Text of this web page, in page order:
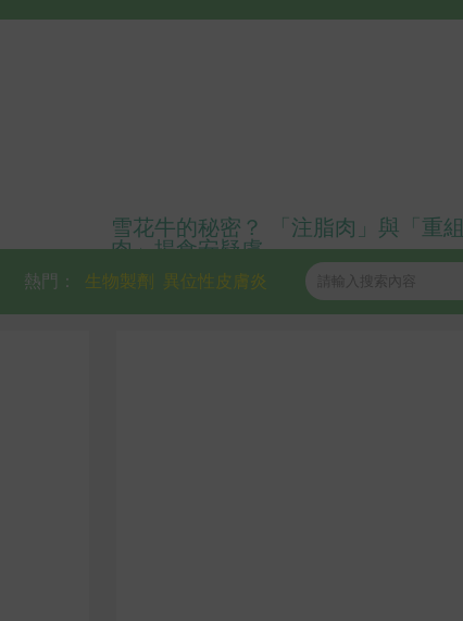
雪花牛的秘密？ 「注脂肉」與「重
肉」揭食安疑慮
異位性皮膚炎
生物製劑
熱門：